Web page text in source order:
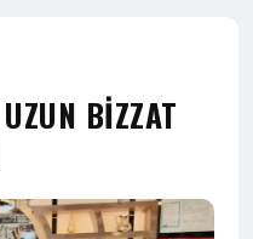
BİZZAT